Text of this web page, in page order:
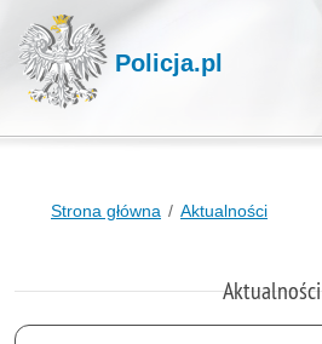
Policja.pl
Strona główna Aktualności
Aktualności